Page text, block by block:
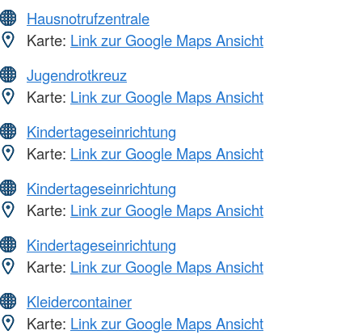
Hausnotrufzentrale
Karte: Link zur Google Maps Ansicht
Jugendrotkreuz
Karte: Link zur Google Maps Ansicht
Kindertageseinrichtung
Karte: Link zur Google Maps Ansicht
Kindertageseinrichtung
Karte: Link zur Google Maps Ansicht
Kindertageseinrichtung
Karte: Link zur Google Maps Ansicht
Kleidercontainer
Karte: Link zur Google Maps Ansicht